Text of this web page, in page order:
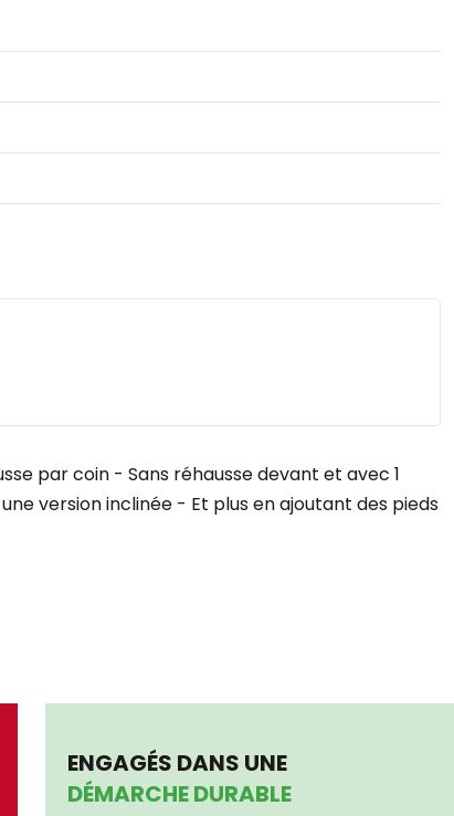
par coin - Sans réhausse devant et avec 1
version inclinée - Et plus en ajoutant des pieds
ENGAGÉS DANS UNE
DÉMARCHE DURABLE